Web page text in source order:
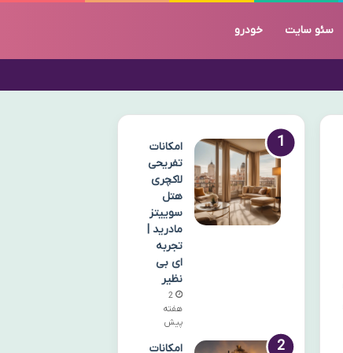
سئو سایت خودرو
امکانات
تفریحی
لاکچری
هتل
سوییتز
مادرید |
تجربه
ای بی
نظیر
2
هفته
پیش
امکانات